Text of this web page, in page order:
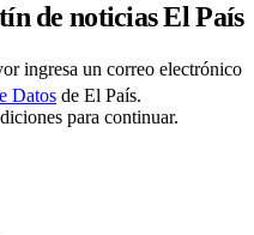
de noticias El País
ingresa un correo electrónico
Datos de El País.
para continuar.